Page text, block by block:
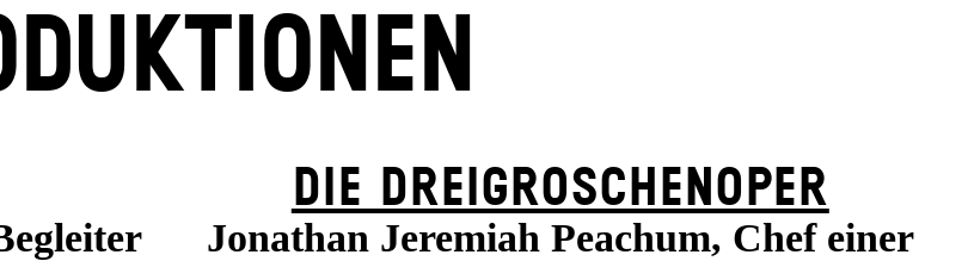
DIE DREI­GROSCHEN­OPER
Jonathan Jeremiah Peachum, Chef einer